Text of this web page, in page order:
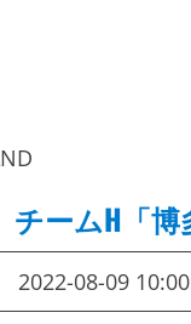
チームH「
2022-08-09